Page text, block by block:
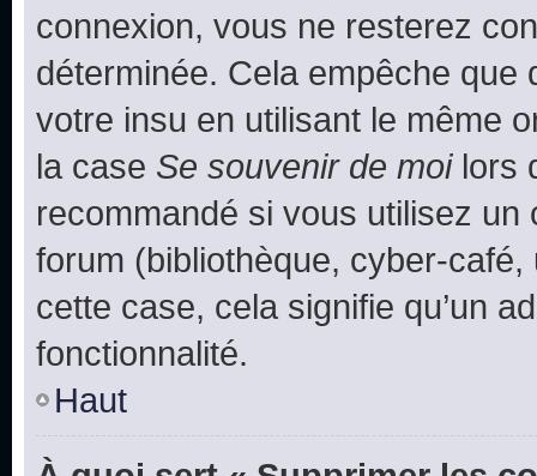
connexion, vous ne resterez
déterminée. Cela empêche que
votre insu en utilisant le même
la case Se souvenir de moilors
recommandé si vous utilisez
forum (bibliothèque, cyber-
cette case, cela signifie qu’un
fonctionnalité.
Haut